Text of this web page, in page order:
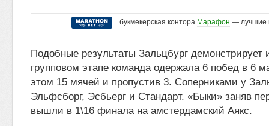
букмекерская контора Марафон — лучшие
Подобные результаты Зальцбург демонстрирует
групповом этапе команда одержала 6 побед в 6
этом 15 мячей и пропустив 3. Соперниками у
Эльфсборг, Эсбьерг и Стандарт. «Быки» заняв
вышли в 1\16 финала на амстердамский Аякс.